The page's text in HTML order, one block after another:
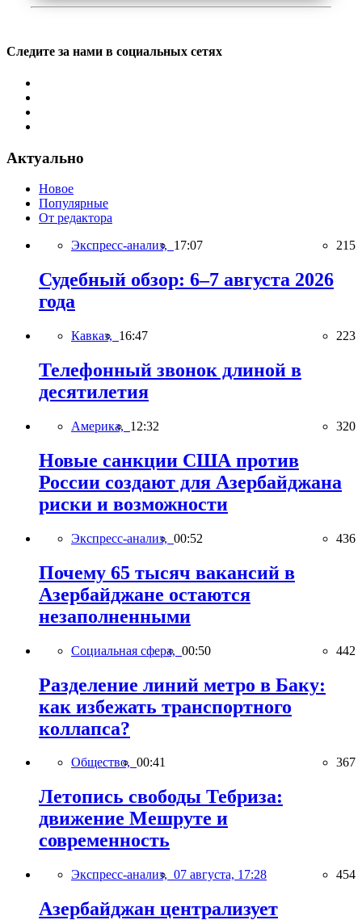
Следите за нами в социальных сетях
Актуально
Новое
Популярные
От редактора
Экспресс-анализ, 17:07 215
Судебный обзор: 6–7 августа 2026
года
Кавказ, 16:47 223
Телефонный звонок длиной в
десятилетия
Америка, 12:32 320
Новые санкции США против
России создают для Азербайджана
риски и возможности
Экспресс-анализ, 00:52 436
Почему 65 тысяч вакансий в
Азербайджане остаются
незаполненными
Социальная сфера, 00:50 442
Разделение линий метро в Баку:
как избежать транспортного
коллапса?
Общество, 00:41 367
Летопись свободы Тебриза:
движение Мешруте и
современность
Экспресс-анализ, 07 августа, 17:28 454
Азербайджан централизует